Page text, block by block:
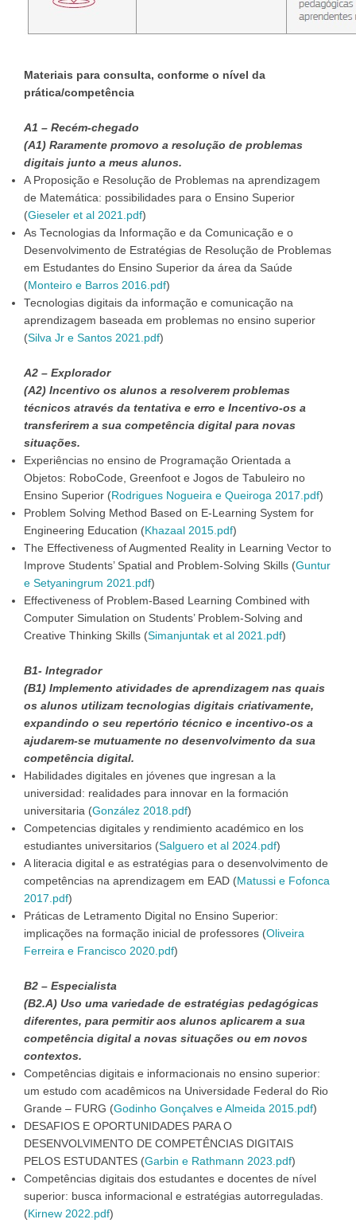
Materiais para consulta, conforme o nível da
prática/competência
A1 – Recém-chegado
(A1) Raramente promovo a resolução de problemas
digitais junto a meus alunos.
A Proposição e Resolução de Problemas na aprendizagem
de Matemática: possibilidades para o Ensino Superior
(Gieseler et al 2021.pdf)
As Tecnologias da Informação e da Comunicação e o
Desenvolvimento de Estratégias de Resolução de Problemas
em Estudantes do Ensino Superior da área da Saúde
(Monteiro e Barros 2016.pdf)
Tecnologias digitais da informação e comunicação na
aprendizagem baseada em problemas no ensino superior
(Silva Jr e Santos 2021.pdf)
A2 – Explorador
(A2) Incentivo os alunos a resolverem problemas
técnicos através da tentativa e erro e Incentivo-os a
transferirem a sua competência digital para novas
situações.
Experiências no ensino de Programação Orientada a
Objetos: RoboCode, Greenfoot e Jogos de Tabuleiro no
Ensino Superior (Rodrigues Nogueira e Queiroga 2017.pdf)
Problem Solving Method Based on E-Learning System for
Engineering Education (Khazaal 2015.pdf)
The Effectiveness of Augmented Reality in Learning Vector to
Improve Students’ Spatial and Problem-Solving Skills (Guntur
e Setyaningrum 2021.pdf)
Effectiveness of Problem-Based Learning Combined with
Computer Simulation on Students’ Problem-Solving and
Creative Thinking Skills (Simanjuntak et al 2021.pdf)
B1- Integrador
(B1) Implemento atividades de aprendizagem nas quais
os alunos utilizam tecnologias digitais criativamente,
expandindo o seu repertório técnico e incentivo-os a
ajudarem-se mutuamente no desenvolvimento da sua
competência digital.
Habilidades digitales en jóvenes que ingresan a la
universidad: realidades para innovar en la formación
universitaria (González 2018.pdf)
Competencias digitales y rendimiento académico en los
estudiantes universitarios (Salguero et al 2024.pdf)
A literacia digital e as estratégias para o desenvolvimento de
competências na aprendizagem em EAD (Matussi e Fofonca
2017.pdf)
Práticas de Letramento Digital no Ensino Superior:
implicações na formação inicial de professores (Oliveira
Ferreira e Francisco 2020.pdf)
B2 – Especialista
(B2.A) Uso uma variedade de estratégias pedagógicas
diferentes, para permitir aos alunos aplicarem a sua
competência digital a novas situações ou em novos
contextos.
Competências digitais e informacionais no ensino superior:
um estudo com acadêmicos na Universidade Federal do Rio
Grande – FURG (Godinho Gonçalves e Almeida 2015.pdf)
DESAFIOS E OPORTUNIDADES PARA O
DESENVOLVIMENTO DE COMPETÊNCIAS DIGITAIS
PELOS ESTUDANTES (Garbin e Rathmann 2023.pdf)
Competências digitais dos estudantes e docentes de nível
superior: busca informacional e estratégias autorreguladas.
(Kirnew 2022.pdf)